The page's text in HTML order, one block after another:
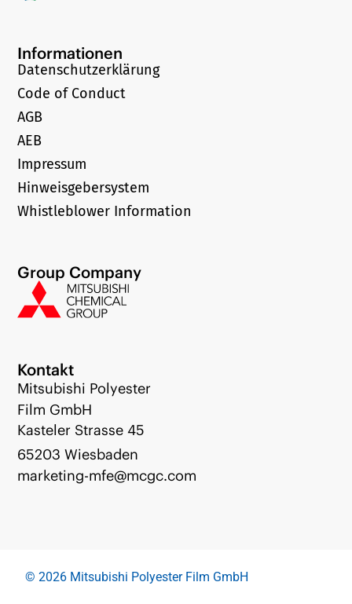
Informationen
Datenschutzerklärung
Code of Conduct
AGB
AEB
Impressum
Hinweisgebersystem
Whistleblower Information
Kontakt
Mitsubishi Polyester
Film GmbH
Kasteler Strasse 45
65203 Wiesbaden
marketing-mfe@mcgc.com
Group Company
© 2026 Mitsubishi Polyester Film GmbH